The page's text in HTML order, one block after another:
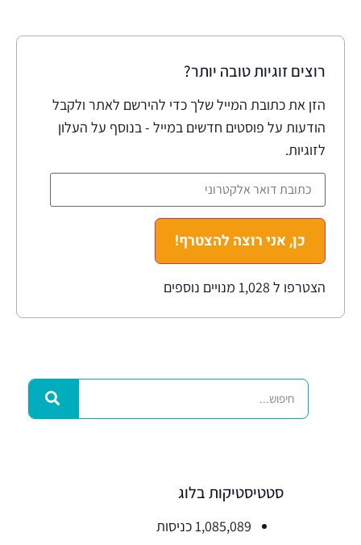
רוצים זוגיות טובה יותר?
הזן את כתובת המייל שלך כדי להירשם לאתר ולקבל
הודעות על פוסטים חדשים במייל - בנוסף על העלון
לזוגיות.
כן, אני רוצה להצטרף!
הצטרפו ל 1,028 מנויים נוספים
סטטיסטיקות בלוג
1,085,089 כניסות